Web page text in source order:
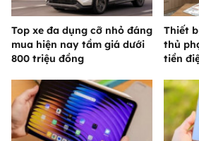
Top xe đa dụng cỡ nhỏ đáng
mua hiện nay tầm giá dưới
800 triệu đồng
Thiết
thủ
tiền